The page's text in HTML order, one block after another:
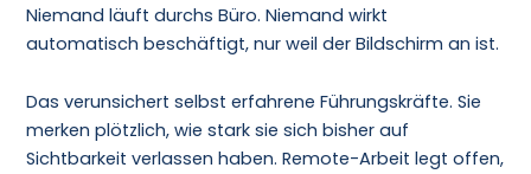
Niemand läuft durchs Büro. Niemand wirkt
automatisch beschäftigt, nur weil der Bildschirm an ist.
Das verunsichert selbst erfahrene Führungskräfte. Sie
merken plötzlich, wie stark sie sich bisher auf
Sichtbarkeit verlassen haben. Remote-Arbeit legt offen,